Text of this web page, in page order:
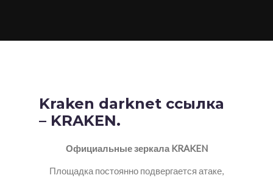
Kraken darknet ссылка
– KRAKEN.
Официальные зеркала KRAKEN
Площадка постоянно подвергается атаке,